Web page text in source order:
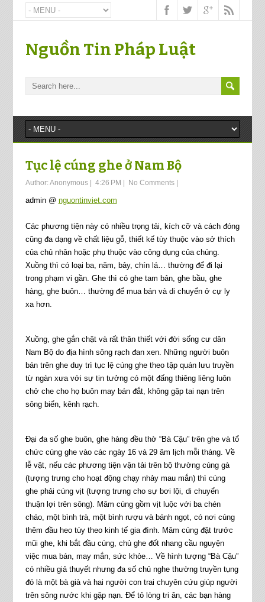
Nguồn Tin Pháp Luật
Tục lệ cúng ghe ở Nam Bộ
Author:Anonymous| 4:26 PM No Comments|
admin @ nguontinviet.com
Các phương tiện này có nhiều trọng tải, kích cỡ và cách đóng
cũng đa dạng về chất liệu gỗ, thiết kế tùy thuộc vào sở thích
của chủ nhân hoặc phụ thuộc vào công dụng của chúng.
Xuồng thì có loại ba, năm, bảy, chín lá… thường để đi lại
trong phạm vi gần. Ghe thì có ghe tam bản, ghe bầu, ghe
hàng, ghe buôn… thường để mua bán và di chuyển ở cự ly
xa hơn.
Xuồng, ghe gắn chặt và rất thân thiết với đời sống cư dân
Nam Bộ do địa hình sông rạch đan xen. Những người buôn
bán trên ghe duy trì tục lệ cúng ghe theo tập quán lưu truyền
từ ngàn xưa với sự tin tưởng có một đấng thiêng liêng luôn
chở che cho họ buôn may bán đắt, không gặp tai nạn trên
sông biển, kênh rạch.
Đại đa số ghe buôn, ghe hàng đều thờ “Bà Cậu” trên ghe và tổ
chức cúng ghe vào các ngày 16 và 29 âm lịch mỗi tháng. Về
lễ vật, nếu các phương tiện vận tải trên bộ thường cúng gà
(tượng trưng cho hoạt động chạy nhảy mau mắn) thì cúng
ghe phải cúng vịt (tượng trưng cho sự bơi lội, di chuyển
thuận lợi trên sông). Mâm cúng gồm vịt luộc với ba chén
cháo, một bình trà, một bình rượu và bánh ngọt, có nơi cúng
thêm đầu heo tùy theo kinh tế gia đình. Mâm cúng đặt trước
mũi ghe, khi bắt đầu cúng, chủ ghe đốt nhang cầu nguyện
việc mua bán, may mắn, sức khỏe… Về hình tượng “Bà Cậu”
có nhiều giả thuyết nhưng đa số chủ nghe thường truyền tụng
đó là một bà già và hai người con trai chuyên cứu giúp người
trên sông nước khi gặp nạn. Để tỏ lòng tri ân, các bạn hàng